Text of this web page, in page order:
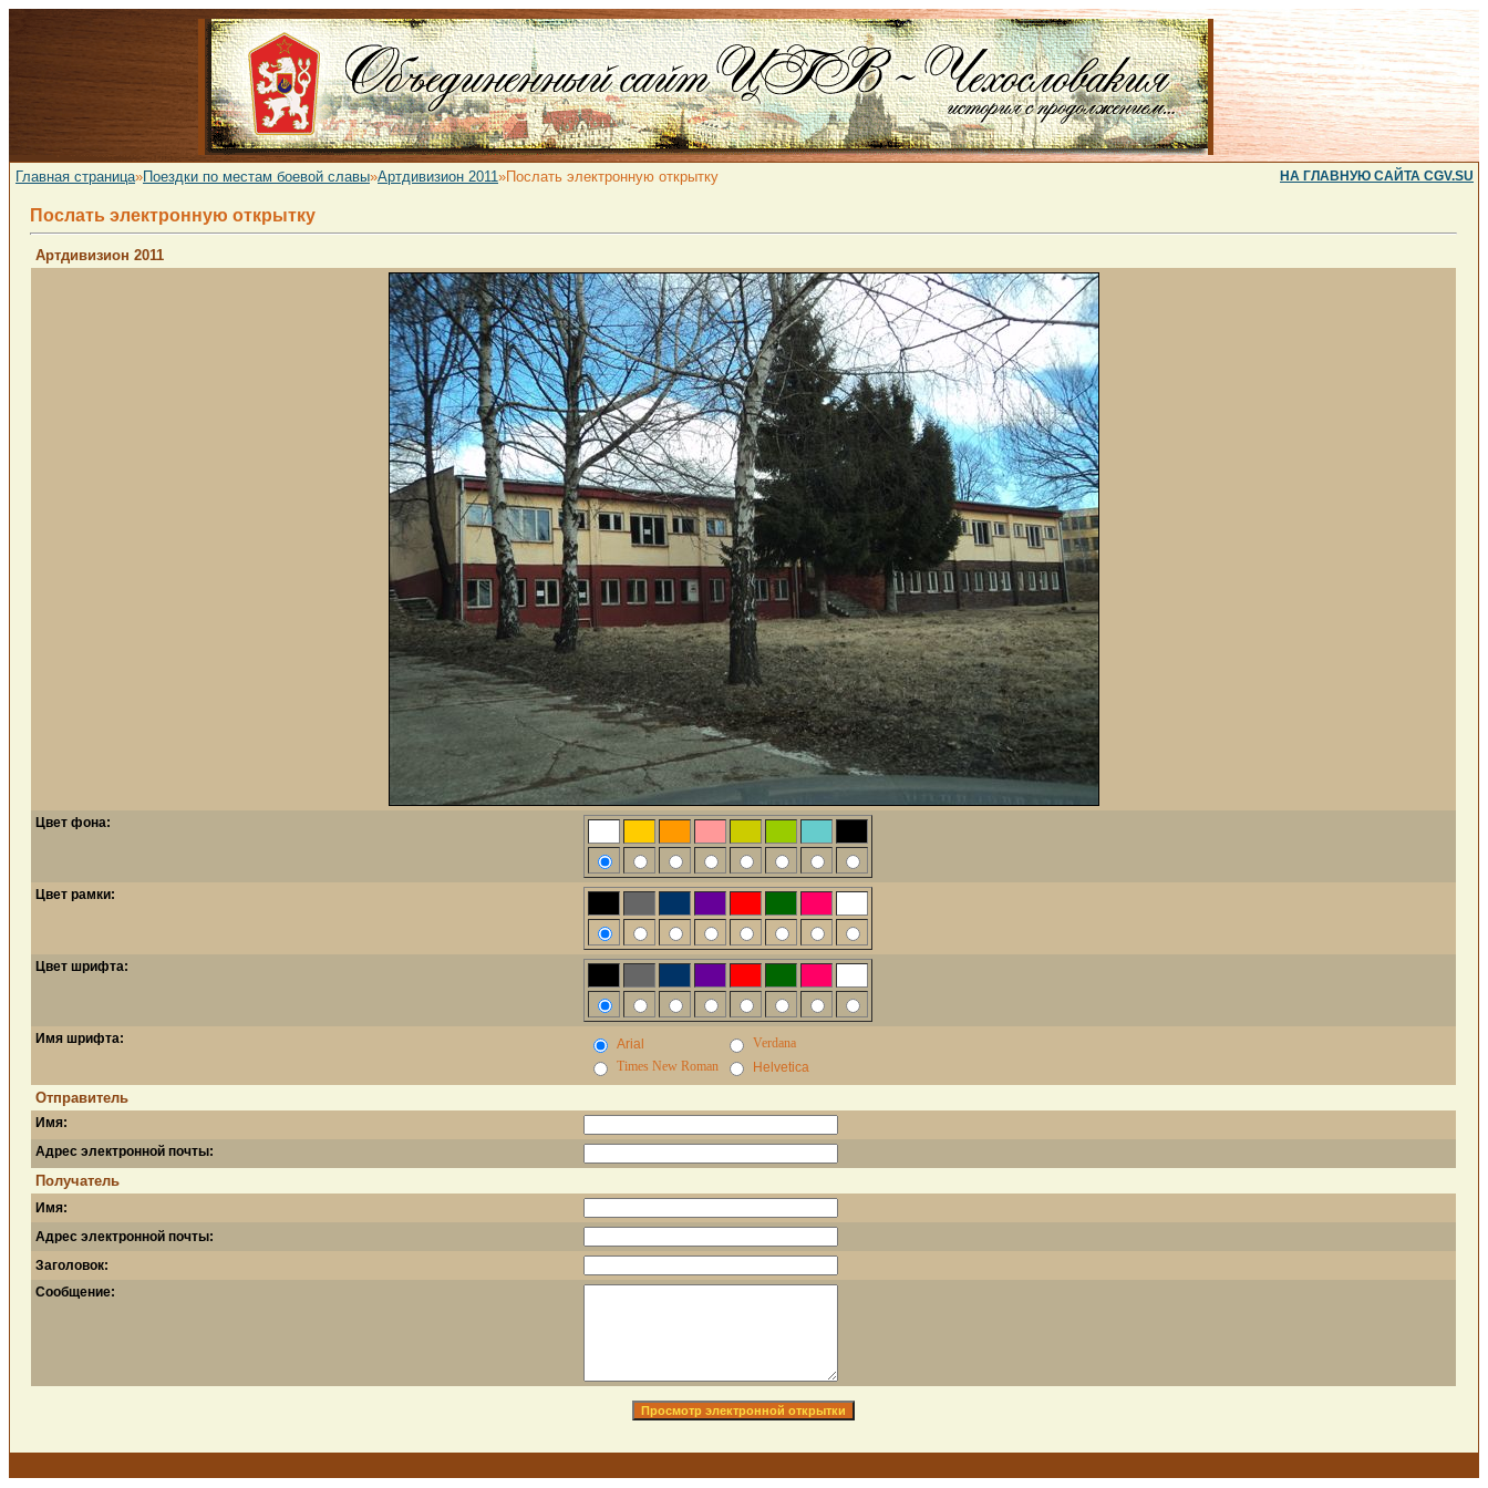
Главная страница»Поездки по местам боевой славы»Артдивизион 2011»Послать электронную открытку НА ГЛАВНУЮ САЙТА CGV.SU
Послать электронную открытку
Артдивизион 2011
Цвет фона:
Цвет рамки:
Цвет шрифта:
Имя шрифта: Arial
Verdana
Times New Roman
Helvetica
Отправитель
Имя:
Адрес электронной почты:
Получатель
Имя:
Адрес электронной почты:
Заголовок:
Сообщение: